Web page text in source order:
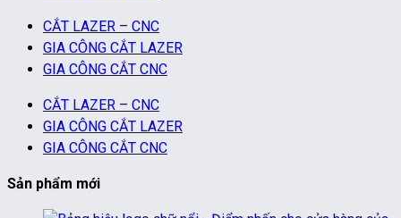
CẮT LAZER – CNC
GIA CÔNG CẮT LAZER
GIA CÔNG CẮT CNC
CẮT LAZER – CNC
GIA CÔNG CẮT LAZER
GIA CÔNG CẮT CNC
Sản phẩm mới